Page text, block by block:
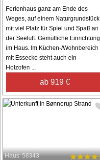
Ferienhaus ganz am Ende des
Weges, auf einem Naturgrundstück
mit viel Platz für Spiel und Spaß an
der Seeluft. Gemütliche Einrichtung
im Haus. Im Küchen-/Wohnbereich
mit Essecke steht auch ein
Holzofen ...
ab 919 €
Haus: 58343